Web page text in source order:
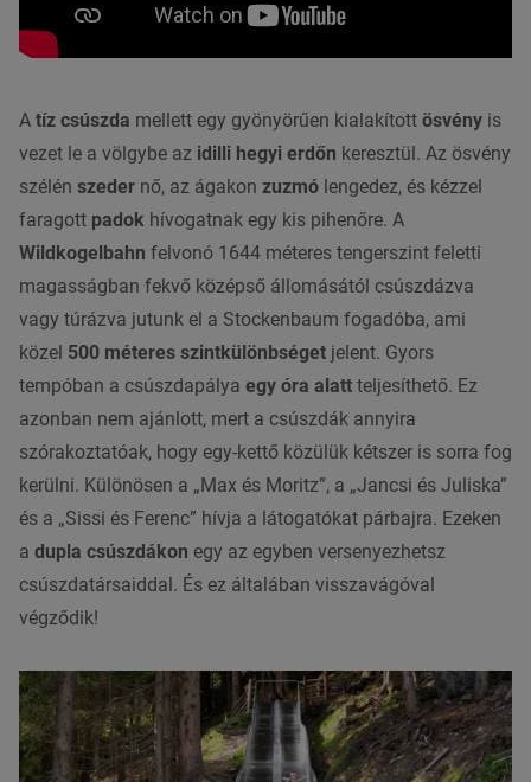
A tíz csúszda mellett egy gyönyörűen kialakított ösvény is
vezet le a völgybe az idilli hegyi erdőn keresztül. Az ösvény
szélén szeder nő, az ágakon zuzmó lengedez, és kézzel
faragott padok hívogatnak egy kis pihenőre. A
Wildkogelbahn felvonó 1644 méteres tengerszint feletti
magasságban fekvő középső állomásától csúszdázva
vagy túrázva jutunk el a Stockenbaum fogadóba, ami
közel 500 méteres szintkülönbséget jelent. Gyors
tempóban a csúszdapálya egy óra alatt teljesíthető. Ez
azonban nem ajánlott, mert a csúszdák annyira
szórakoztatóak, hogy egy-kettő közülük kétszer is sorra fog
kerülni. Különösen a „Max és Moritz”, a „Jancsi és Juliska”
és a „Sissi és Ferenc” hívja a látogatókat párbajra. Ezeken
a dupla csúszdákon egy az egyben versenyezhetsz
csúszdatársaiddal. És ez általában visszavágóval
végződik!